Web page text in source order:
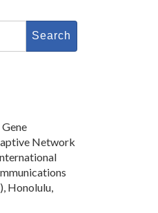
Network
Honolulu,